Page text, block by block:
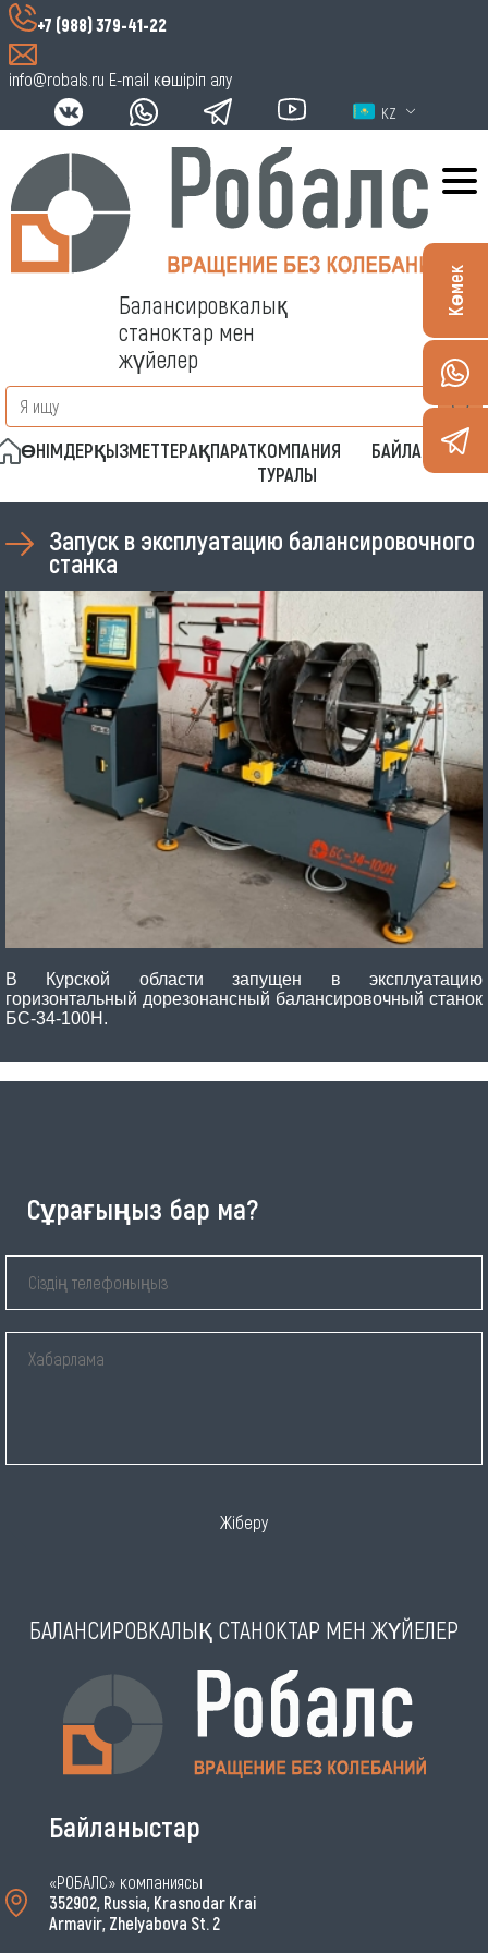
+7 (988) 379-41-22
info@robals.ru E-mail көшіріп алу
KZ
Балансировкалық
станоктар мен
жүйелер
ӨНІМДЕРҚЫЗМЕТТЕРАҚПАРАТКОМПАНИЯ
ТУРАЛЫ
БАЙЛАНЫСТАР
Запуск в эксплуатацию балансировочного
станка
В Курской области запущен в эксплуатацию
горизонтальный дорезонансный балансировочный станок
БС-34-100H.
Сұрағыңыз бар ма?
Жіберу
БАЛАНСИРОВКАЛЫҚ СТАНОКТАР МЕН ЖҮЙЕЛЕР
Байланыстар
«РОБАЛС» компаниясы
352902, Russia, Krasnodar Krai
Armavir, Zhelyabova St. 2
Көмек